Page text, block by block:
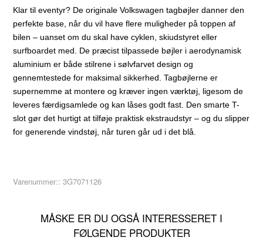
Klar til eventyr? De originale Volkswagen tagbøjler danner den
perfekte base, når du vil have flere muligheder på toppen af
bilen – uanset om du skal have cyklen, skiudstyret eller
surfboardet med. De præcist tilpassede bøjler i aerodynamisk
aluminium er både stilrene i sølvfarvet design og
gennemtestede for maksimal sikkerhed. Tagbøjlerne er
supernemme at montere og kræver ingen værktøj, ligesom de
leveres færdigsamlede og kan låses godt fast. Den smarte T-
slot gør det hurtigt at tilføje praktisk ekstraudstyr – og du slipper
for generende vindstøj, når turen går ud i det blå.
Varenummer::3G7071126
MÅSKE ER DU OGSÅ INTERESSERET I
FØLGENDE PRODUKTER